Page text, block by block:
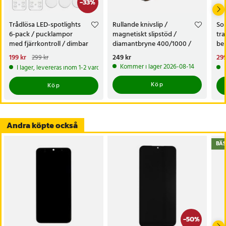
-33%
Trådlösa LED-spotlights
6-pack / pucklampor
med fjärrkontroll / dimbar
skåpbelysning
Nuvarande pris
199 krTidigare pris:299 kr
199 kr 299 kr
I lager, levereras inom 1-2 vardagar
Köp
Rullande knivslip /
magnetiskt slipstöd /
diamantbryne 400/1000 /
knivvässare med fasta vinklar
Pris:249 kr
249 kr
Kommer i lager 2026-08-14
Köp
Andra köpte också
-50%